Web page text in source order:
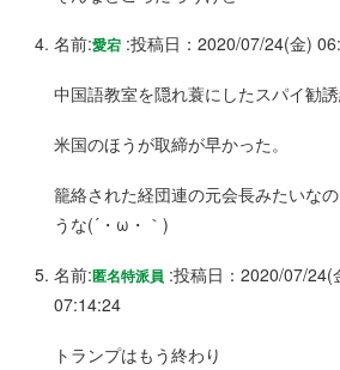
名前:愛宕:投稿日：2020/07/24(金)
中国語教室を隠れ蓑にしたスパイ勧
米国のほうが取締が早かった。
籠絡された経団連の元会長みたいな
うな(´・ω・｀)
名前:匿名特派員 :投稿日：2020/07/24(
07:14:24
トランプはもう終わり